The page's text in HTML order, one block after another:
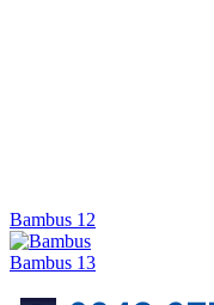
Bambus 12
Bambus 13